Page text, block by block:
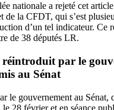
nationale a rejeté cet
de la CFDT, qui s’est
d’un tel indicateur. Ce
de 38 députés LR.
réintroduit par le
au Sénat
le gouvernement au Sénat,
28 février et en séance